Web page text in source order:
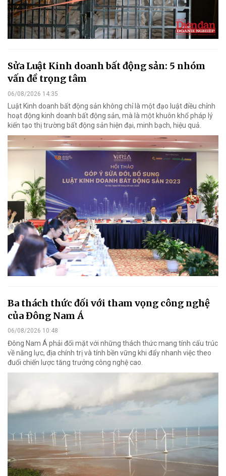
Sửa Luật Kinh doanh bất động sản: 5 nhóm
vấn đề trọng tâm
06/08/2026 14:35
Luật Kinh doanh bất động sản không chỉ là một đạo luật điều chỉnh
hoạt động kinh doanh bất động sản, mà là một khuôn khổ pháp lý
kiến tạo thị trường bất động sản hiện đại, minh bạch, hiệu quả.
Ba thách thức đối với tham vọng công nghệ
của Đông Nam Á
06/08/2026 10:48
Đông Nam Á phải đối mặt với những thách thức mang tính cấu trúc
về năng lực, địa chính trị và tính bền vững khi đẩy nhanh việc theo
đuổi chiến lược tăng trưởng công nghệ cao.